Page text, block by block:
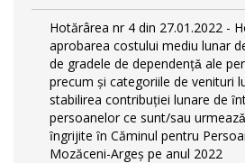
Hotărârea nr 4 din 27.01.2022 -
aprobarea costului mediu lunar
de gradele de dependențǎ ale
precum și categoriile de venituri
stabilirea contribuției lunare de
persoanelor ce sunt/sau
ȋngrijite ȋn Căminul pentru
Mozăceni-Argeș pe anul 2022